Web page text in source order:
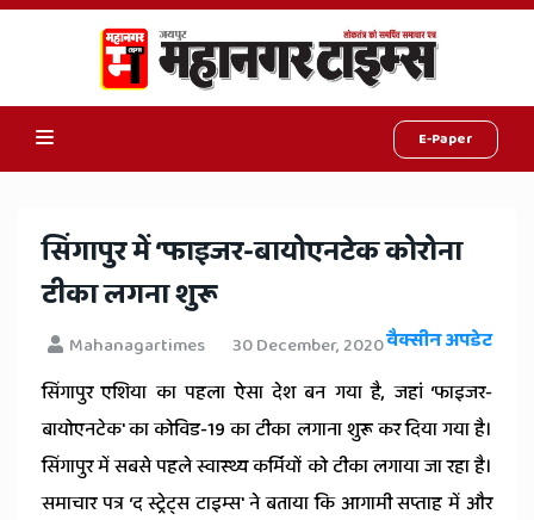
E-Paper
Hindi
News,
Hindi
Samachar,
Jaipur
Rajasthan
सिंगापुर में ‘फाइजर-बायोएनटेक कोरोना
टीका लगना शुरू
Mahanagartimes 30 December, 2020वैक्सीन अपडेट
सिंगापुर एशिया का पहला ऐसा देश बन गया है, जहां ‘फाइजर-
बायोएनटेक' का कोविड-19 का टीका लगाना शुरू कर दिया गया है।
सिंगापुर में सबसे पहले स्वास्थ्य कर्मियों को टीका लगाया जा रहा है।
समाचार पत्र ‘द स्ट्रेट्स टाइम्स' ने बताया कि आगामी सप्ताह में और